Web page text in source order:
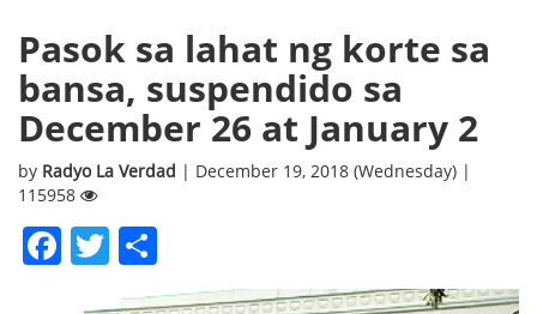
Pasok sa lahat ng korte sa
bansa, suspendido sa
December 26 at January 2
by Radyo La Verdad | December 19, 2018 (Wednesday) |
115958
Facebook
Twitter